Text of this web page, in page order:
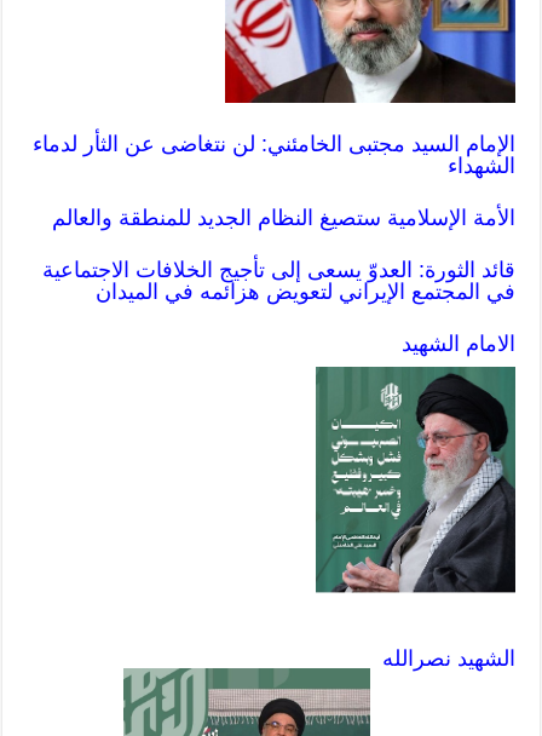
الإمام السيد مجتبى الخامئني: لن نتغاضى عن الثأر لدماء
الشهداء
الأمة الإسلامية ستصيغ النظام الجديد للمنطقة والعالم
قائد الثورة: العدوّ يسعى إلى تأجيج الخلافات الاجتماعية
في المجتمع الإيراني لتعويض هزائمه في الميدان
الامام الشهيد
الشهيد نصرالله